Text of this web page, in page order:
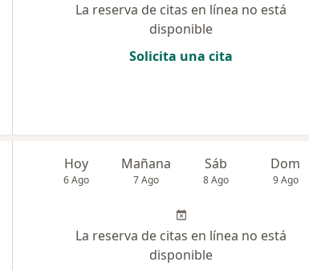
La reserva de citas en línea no está
disponible
Solicita una cita
Hoy
6 Ago
Mañana
7 Ago
Sáb
8 Ago
Dom
9 Ago
La reserva de citas en línea no está
disponible